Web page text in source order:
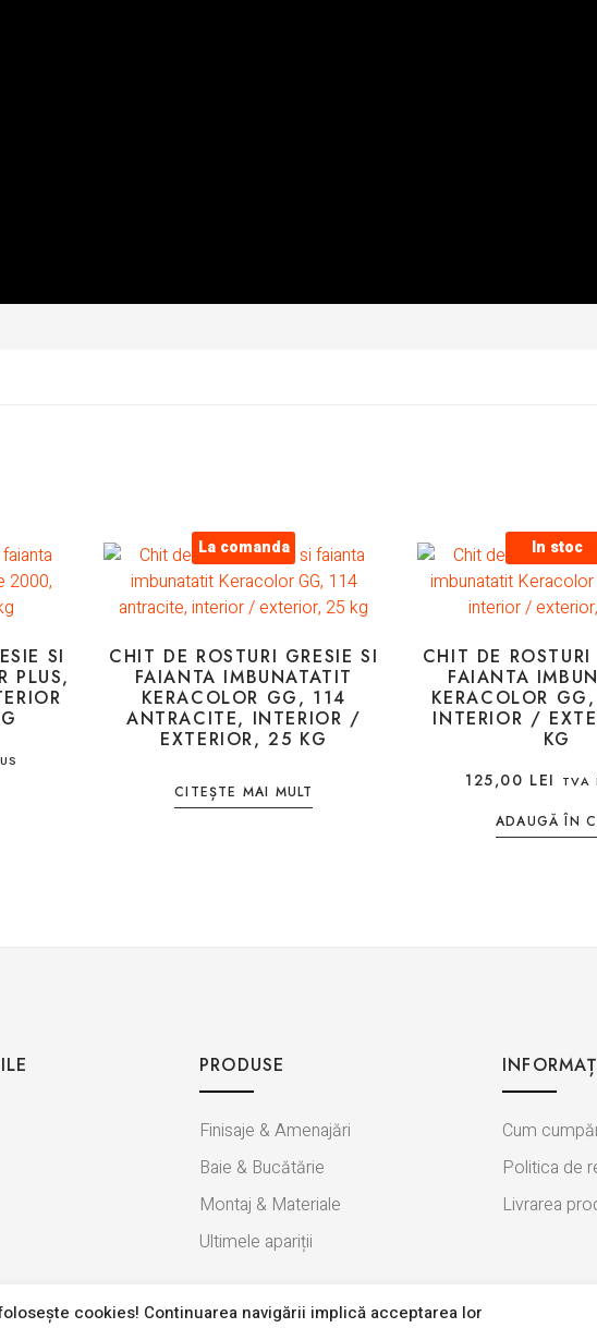
cookies! Continuarea navigării implică acceptarea lor
SI
PLUS,
La comanda
CHIT DE ROSTURI GRESIE SI
FAIANTA IMBUNATATIT
KERACOLOR GG, 114
ANTRACITE, INTERIOR /
EXTERIOR, 25 KG
CITEȘTE MAI MULT
In stoc
CHIT DE ROSTURI
FAIANTA
KERACOLOR
INTERIOR /
KG
125,00 LEI TVA
ADAUGĂ ÎN
PRODUSE
Finisaje & Amenajări
Baie & Bucătărie
Montaj & Materiale
Ultimele apariții
Cum
Politica de
Livrarea